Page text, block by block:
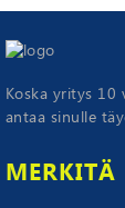
Koska yritys 10
antaa sinulle
MERKITÄ